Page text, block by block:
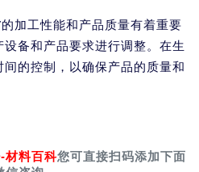
加工性能和产品质量有着重要
备和产品要求进行调整。在生
的控制，以确保产品的质量和
材料百科您可直接扫码添加下面